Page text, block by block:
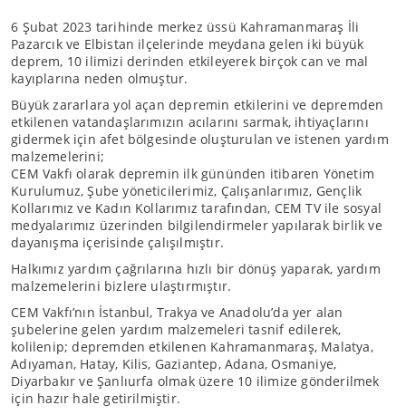
6 Şubat 2023 tarihinde merkez üssü Kahramanmaraş İli
Pazarcık ve Elbistan ilçelerinde meydana gelen iki büyük
deprem, 10 ilimizi derinden etkileyerek birçok can ve mal
kayıplarına neden olmuştur.
Büyük zararlara yol açan depremin etkilerini ve depremden
etkilenen vatandaşlarımızın acılarını sarmak, ihtiyaçlarını
gidermek için afet bölgesinde oluşturulan ve istenen yardım
malzemelerini;
CEM Vakfı olarak depremin ilk gününden itibaren Yönetim
Kurulumuz, Şube yöneticilerimiz, Çalışanlarımız, Gençlik
Kollarımız ve Kadın Kollarımız tarafından, CEM TV ile sosyal
medyalarımız üzerinden bilgilendirmeler yapılarak birlik ve
dayanışma içerisinde çalışılmıştır.
Halkımız yardım çağrılarına hızlı bir dönüş yaparak, yardım
malzemelerini bizlere ulaştırmıştır.
CEM Vakfı’nın İstanbul, Trakya ve Anadolu’da yer alan
şubelerine gelen yardım malzemeleri tasnif edilerek,
kolilenip; depremden etkilenen Kahramanmaraş, Malatya,
Adıyaman, Hatay, Kilis, Gaziantep, Adana, Osmaniye,
Diyarbakır ve Şanlıurfa olmak üzere 10 ilimize gönderilmek
için hazır hale getirilmiştir.